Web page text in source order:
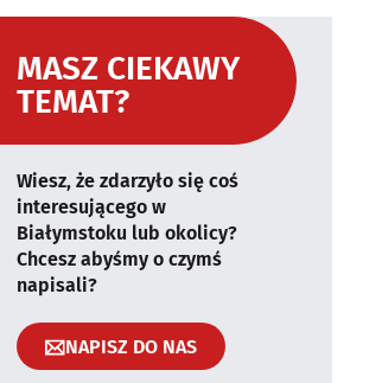
MASZ CIEKAWY
TEMAT?
Wiesz, że zdarzyło się coś
interesującego w
Białymstoku lub okolicy?
Chcesz abyśmy o czymś
napisali?
NAPISZ DO NAS